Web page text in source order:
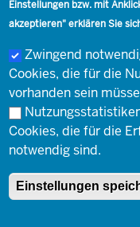
Footer
Kontakt
Kontakt Presse
Social
Footer
Impressum
© Landesbetrieb
(IT.NRW)
Impressum
Einstellungen bzw. mit
akzeptieren" erklären Sie
Zwingend
Cookies, die für die
vorhanden sein
Cookies, die für die
notwendig sind.
Einstellungen